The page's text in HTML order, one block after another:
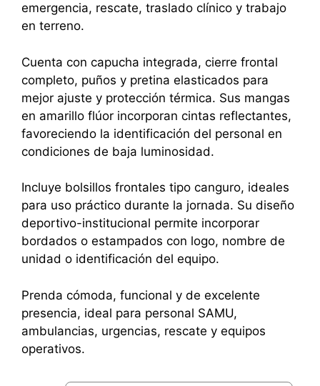
emergencia, rescate, traslado clínico y trabajo
en terreno.
Cuenta con capucha integrada, cierre frontal
completo, puños y pretina elasticados para
mejor ajuste y protección térmica. Sus mangas
en amarillo flúor incorporan cintas reflectantes,
favoreciendo la identificación del personal en
condiciones de baja luminosidad.
Incluye bolsillos frontales tipo canguro, ideales
para uso práctico durante la jornada. Su diseño
deportivo-institucional permite incorporar
bordados o estampados con logo, nombre de
unidad o identificación del equipo.
Prenda cómoda, funcional y de excelente
presencia, ideal para personal SAMU,
ambulancias, urgencias, rescate y equipos
operativos.